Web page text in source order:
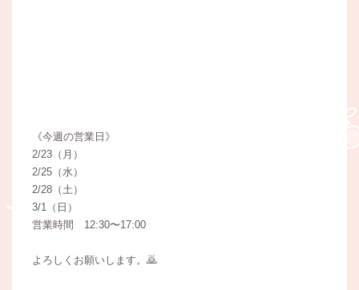
《今週の営業日》
2/23（月）
2/25（水）
2/28（土）
3/1（日）
営業時間 12:30〜17:00
よろしくお願いします。🙇